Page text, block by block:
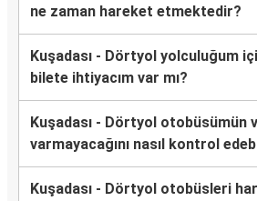
ne zaman hareket etmektedir?
Kuşadası - Dörtyol yolculuğum
bilete ihtiyacım var mı?
Kuşadası - Dörtyol otobüsümün
varmayacağını nasıl kontrol
Kuşadası - Dörtyol otobüsleri